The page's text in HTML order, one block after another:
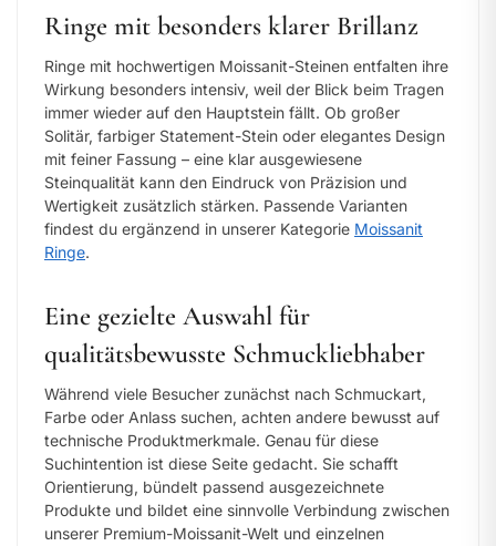
Ringe mit besonders klarer Brillanz
Ringe mit hochwertigen Moissanit-Steinen entfalten ihre
Wirkung besonders intensiv, weil der Blick beim Tragen
immer wieder auf den Hauptstein fällt. Ob großer
Solitär, farbiger Statement-Stein oder elegantes Design
mit feiner Fassung – eine klar ausgewiesene
Steinqualität kann den Eindruck von Präzision und
Wertigkeit zusätzlich stärken. Passende Varianten
findest du ergänzend in unserer Kategorie Moissanit
Ringe.
Eine gezielte Auswahl für
qualitätsbewusste Schmuckliebhaber
Während viele Besucher zunächst nach Schmuckart,
Farbe oder Anlass suchen, achten andere bewusst auf
technische Produktmerkmale. Genau für diese
Suchintention ist diese Seite gedacht. Sie schafft
Orientierung, bündelt passend ausgezeichnete
Produkte und bildet eine sinnvolle Verbindung zwischen
unserer Premium-Moissanit-Welt und einzelnen